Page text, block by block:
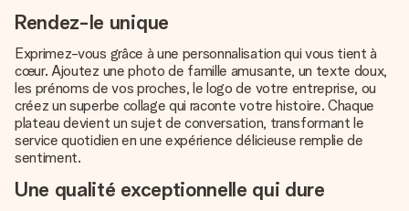
Rendez-le unique
Exprimez-vous grâce à une personnalisation qui vous tient à
cœur. Ajoutez une photo de famille amusante, un texte doux,
les prénoms de vos proches, le logo de votre entreprise, ou
créez un superbe collage qui raconte votre histoire. Chaque
plateau devient un sujet de conversation, transformant le
service quotidien en une expérience délicieuse remplie de
sentiment.
Une qualité exceptionnelle qui dure